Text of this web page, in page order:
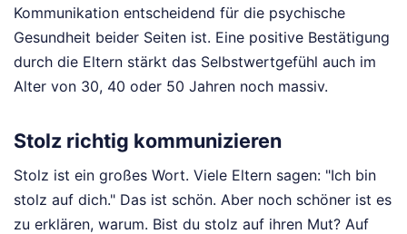
Kommunikation entscheidend für die psychische
Gesundheit beider Seiten ist. Eine positive Bestätigung
durch die Eltern stärkt das Selbstwertgefühl auch im
Alter von 30, 40 oder 50 Jahren noch massiv.
Stolz richtig kommunizieren
Stolz ist ein großes Wort. Viele Eltern sagen: "Ich bin
stolz auf dich." Das ist schön. Aber noch schöner ist es
zu erklären, warum. Bist du stolz auf ihren Mut? Auf